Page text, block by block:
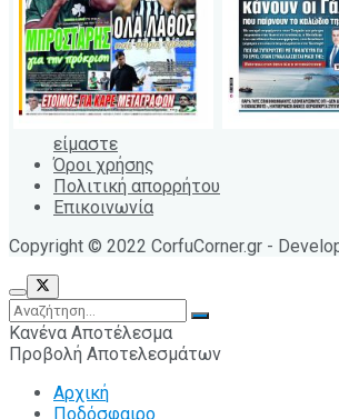
είμαστε
Όροι χρήσης
Πολιτική απορρήτου
Επικοινωνία
Copyright © 2022 CorfuCorner.gr -
Κανένα Αποτέλεσμα
Προβολή Αποτελεσμάτων
Αρχική
Ποδόσφαιρο